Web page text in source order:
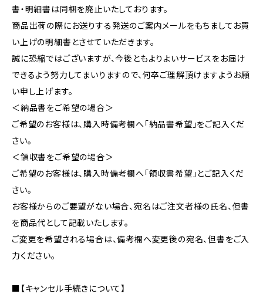
書・明細書は同梱を廃止いたしております。
商品出荷の際にお送りする発送のご案内メールをもちましてお買
い上げの明細書とさせていただきます。
誠に恐縮ではございますが、今後ともよりよいサービスをお届け
できるよう努力してまいりますので、何卒ご理解頂けますようお願
い申し上げます。
＜納品書をご希望の場合＞
ご希望のお客様は、購入時備考欄へ「納品書希望」をご記入くだ
さい。
＜領収書をご希望の場合＞
ご希望のお客様は、購入時備考欄へ「領収書希望」とご記入くだ
さい。
お客様からのご要望がない場合、宛名はご注文者様の氏名、但書
を商品代として記載いたします。
ご変更を希望される場合は、備考欄へ変更後の宛名、但書をご入
力ください。
■【キャンセル手続きについて】